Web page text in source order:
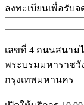
พระบรมมหาราชวั
กรุงเทพมหานคร
เปิดให้บริการ 10.00